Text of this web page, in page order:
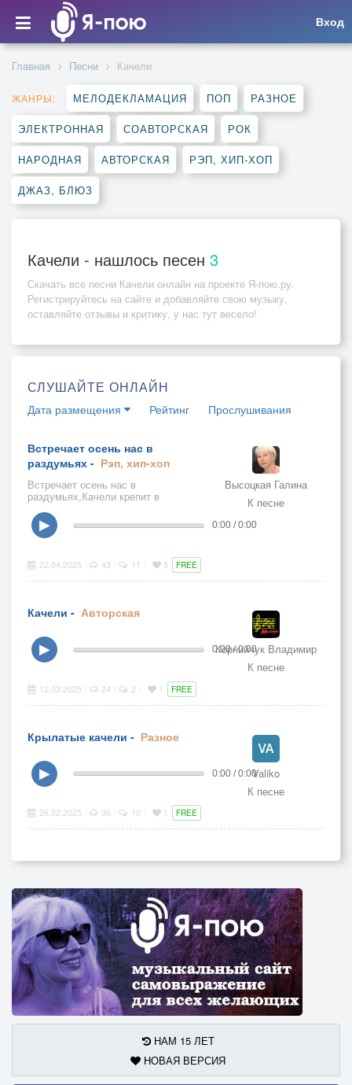
Вход
Главная Песни Качели
ЖАНРЫ: МЕЛОДЕКЛАМАЦИЯ ПОП РАЗНОЕ
ЭЛЕКТРОННАЯ СОАВТОРСКАЯ РОК
НАРОДНАЯ АВТОРСКАЯ РЭП, ХИП-ХОП
ДЖАЗ, БЛЮЗ
Качели - нашлось песен 3
Скачать все песни Качели онлайн на проекте Я-пою.ру.
Регистрируйтесь на сайте и добавляйте свою музыку,
оставляйте отзывы и критику, у нас тут весело!
СЛУШАЙТЕ ОНЛАЙН
Дата размещения Рейтинг Прослушивания
Встречает осень нас в
раздумьях - Рэп, хип-хоп
Встречает осень нас в
раздумьях,Качели крепит в
новолуньях,Листки пошли в
библиотекуКачать на компе
фильмотеку!Нежнейшая песня!!!
Высоцкая Галина
К песне
▶ 0:00 / 0:00
22.04.2025 43 11 5 FREE
Качели - Авторская
Корнийчук Владимир
К песне
▶ 0:00 / 0:00
12.03.2025 24 2 1 FREE
Крылатые качели - Разное
Valiko
К песне
▶ 0:00 / 0:00
26.02.2025 36 10 1 FREE
НАМ 15 ЛЕТ
НОВАЯ ВЕРСИЯ